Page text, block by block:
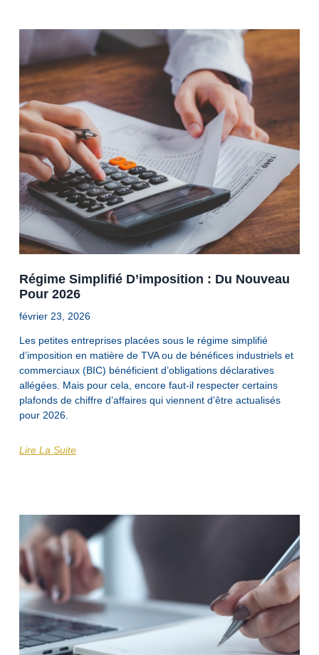
Régime Simplifié D’imposition : Du Nouveau
Pour 2026
février 23, 2026
Les petites entreprises placées sous le régime simplifié
d’imposition en matière de TVA ou de bénéfices industriels et
commerciaux (BIC) bénéficient d’obligations déclaratives
allégées. Mais pour cela, encore faut-il respecter certains
plafonds de chiffre d’affaires qui viennent d’être actualisés
pour 2026.
Lire La Suite